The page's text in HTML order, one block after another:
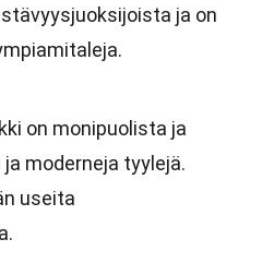
ja on
on monipuolista ja
moderneja tyylejä.
useita